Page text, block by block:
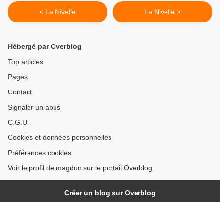
< La Nivelle La Nivelle >
Hébergé par Overblog
Top articles
Pages
Contact
Signaler un abus
C.G.U.
Cookies et données personnelles
Préférences cookies
Voir le profil de magdun sur le portail Overblog
Créer un blog sur Overblog